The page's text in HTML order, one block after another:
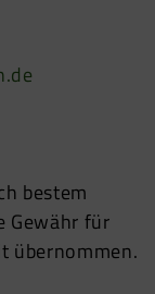
bestem
Gewähr für
übernommen.